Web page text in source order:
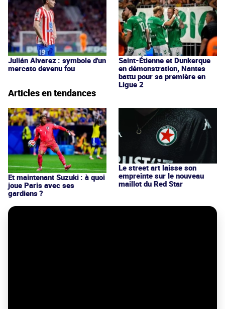
Julián Alvarez : symbole d'un
mercato devenu fou
Saint-Étienne et Dunkerque
en démonstration, Nantes
battu pour sa première en
Ligue 2
Articles en tendances
Et maintenant Suzuki : à quoi
joue Paris avec ses
gardiens ?
Le street art laisse son
empreinte sur le nouveau
maillot du Red Star